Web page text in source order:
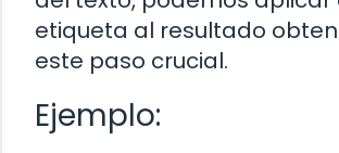
etiqueta al resultado
este paso crucial.
Ejemplo: